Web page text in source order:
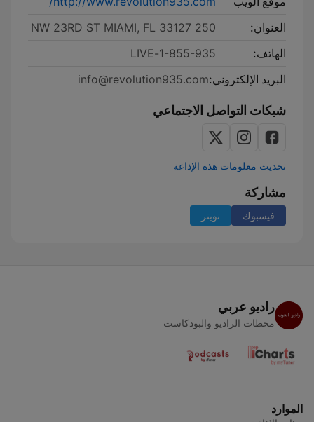
العنوان:
250 NW 23RD ST MIAMI, FL 33127
الهاتف:
1-855-935-LIVE
البريد الإلكتروني:info@revolution935.com
شبكات التواصل الاجتماعي
تحديث معلومات هذه الإذاعة
مشاركة
فيسبوك تويتر
راديو عربي
محطات الراديو والبودكاست
الموارد